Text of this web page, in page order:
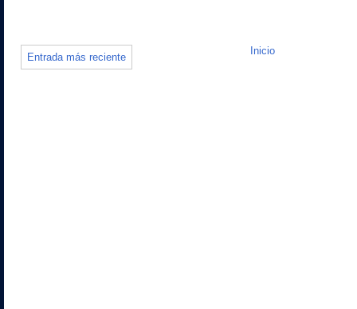
Entrada más reciente
Inicio